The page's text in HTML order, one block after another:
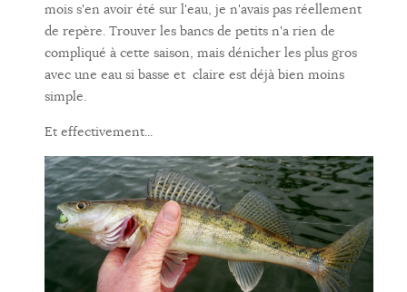
mois s'en avoir été sur l'eau, je n'avais pas réellement
de repère. Trouver les bancs de petits n'a rien de
compliqué à cette saison, mais dénicher les plus gros
avec une eau si basse et claire est déjà bien moins
simple.
Et effectivement...